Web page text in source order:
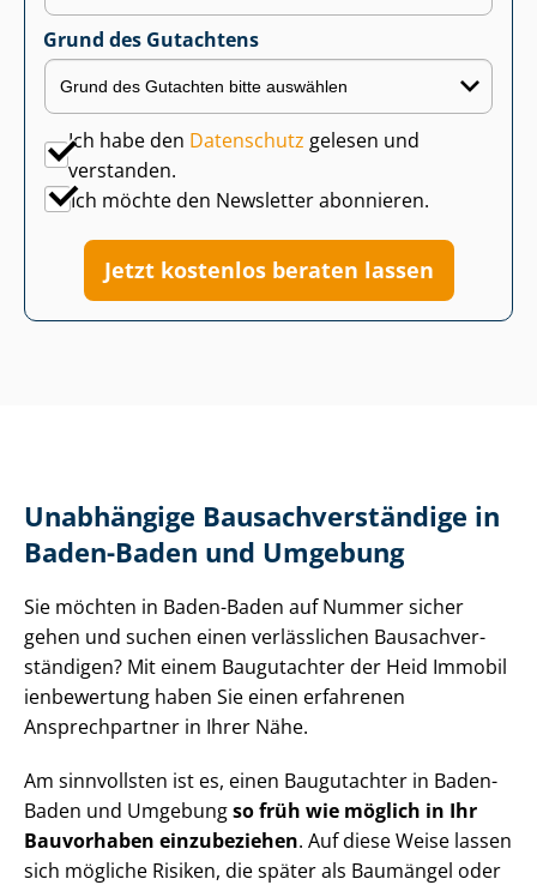
Grund des Gutachtens
Ich habe den Datenschutz gelesen und
verstanden.
Ich möchte den Newsletter abonnieren.
Jetzt kostenlos beraten lassen
Unabhängige Bau­sach­ver­stän­di­ge in
Baden-Baden und Umgebung
Sie möchten in Baden-Baden auf Nummer sicher
gehen und suchen einen verlässlichen Bau­sach­ver­
stän­di­gen? Mit einem Baugutachter der Heid Im­mo­bi­l
i­en­be­wer­tung haben Sie einen erfahrenen
Ansprechpartner in Ihrer Nähe.
Am sinnvollsten ist es, einen Baugutachter in Baden-
Baden und Umgebungso früh wie möglich in Ihr
Bauvorhaben einzubeziehen. Auf diese Weise lassen
sich mögliche Risiken, die später als Baumängel oder